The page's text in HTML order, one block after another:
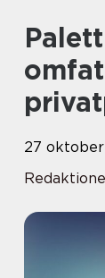
Palettblad Skötsel: En
27